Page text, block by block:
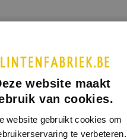
website maakt
van cookies.
website gebruikt cookies om
te verbeteren.